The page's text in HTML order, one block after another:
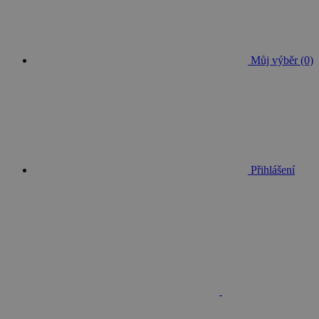
Můj výběr (0)
Přihlášení